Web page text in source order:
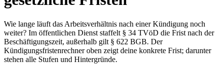
Wie lange läuft das Arbeitsverhältnis nach einer Kündigung noch
weiter? Im öffentlichen Dienst staffelt § 34 TVöD die Frist nach der
Beschäftigungszeit, außerhalb gilt § 622 BGB. Der
Kündigungsfristenrechner oben zeigt deine konkrete Frist; darunter
stehen alle Stufen und Hintergründe.